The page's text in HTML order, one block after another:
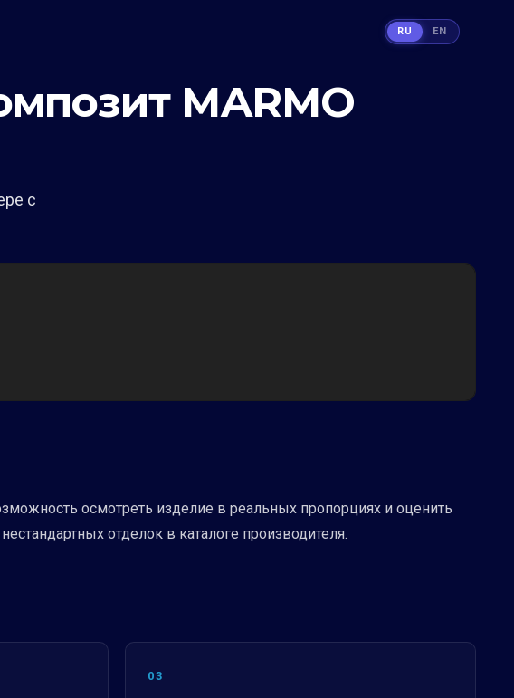
MARMO
с
осмотреть изделие в реальных пропорциях и оценить
отделок в каталоге производителя.
03
RU EN